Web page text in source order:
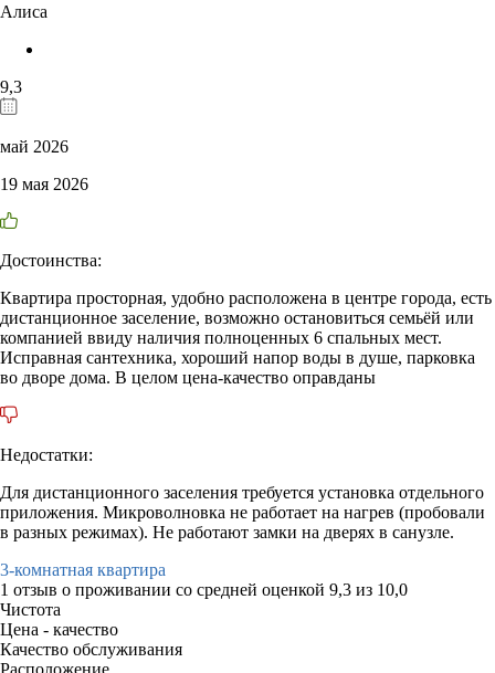
Алиса
9,3
май 2026
19 мая 2026
Достоинства:
Квартира просторная, удобно расположена в центре города, есть
дистанционное заселение, возможно остановиться семьёй или
компанией ввиду наличия полноценных 6 спальных мест.
Исправная сантехника, хороший напор воды в душе, парковка
во дворе дома. В целом цена-качество оправданы
Недостатки:
Для дистанционного заселения требуется установка отдельного
приложения. Микроволновка не работает на нагрев (пробовали
в разных режимах). Не работают замки на дверях в санузле.
3-комнатная квартира
1 отзыв о проживании со средней оценкой 9,3 из 10,0
Чистота
Цена - качество
Качество обслуживания
Расположение